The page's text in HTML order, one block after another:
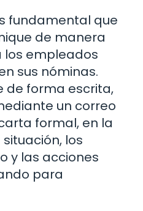
fundamental que
de manera
los empleados
sus nóminas.
de forma escrita,
un correo
formal, en la
los
y las acciones
para